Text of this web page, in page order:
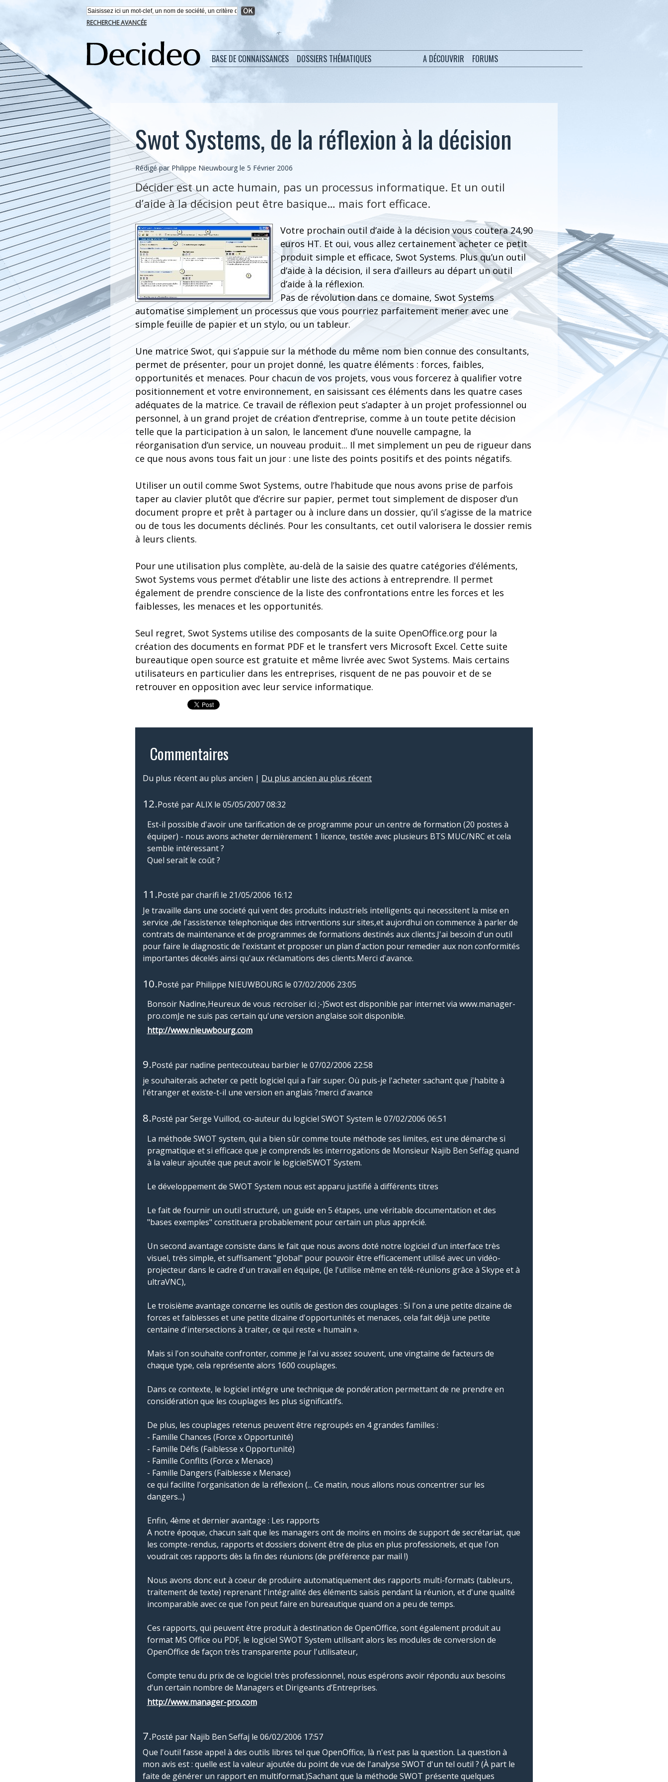
RECHERCHE AVANCÉE
BASE DE CONNAISSANCES DOSSIERS THÉMATIQUES A DÉCOUVRIR FORUMS
Swot Systems, de la réflexion à la décision
Rédigé par Philippe Nieuwbourg le 5 Février 2006
Décider est un acte humain, pas un processus informatique. Et un outil
d’aide à la décision peut être basique… mais fort efficace.
Votre prochain outil d’aide à la décision vous coutera 24,90
euros HT. Et oui, vous allez certainement acheter ce petit
produit simple et efficace, Swot Systems. Plus qu’un outil
d’aide à la décision, il sera d’ailleurs au départ un outil
d’aide à la réflexion.
Pas de révolution dans ce domaine, Swot Systems
automatise simplement un processus que vous pourriez parfaitement mener avec une
simple feuille de papier et un stylo, ou un tableur.
Une matrice Swot, qui s’appuie sur la méthode du même nom bien connue des consultants,
permet de présenter, pour un projet donné, les quatre éléments : forces, faibles,
opportunités et menaces. Pour chacun de vos projets, vous vous forcerez à qualifier votre
positionnement et votre environnement, en saisissant ces éléments dans les quatre cases
adéquates de la matrice. Ce travail de réflexion peut s’adapter à un projet professionnel ou
personnel, à un grand projet de création d’entreprise, comme à un toute petite décision
telle que la participation à un salon, le lancement d’une nouvelle campagne, la
réorganisation d’un service, un nouveau produit... Il met simplement un peu de rigueur dans
ce que nous avons tous fait un jour : une liste des points positifs et des points négatifs.
Utiliser un outil comme Swot Systems, outre l’habitude que nous avons prise de parfois
taper au clavier plutôt que d’écrire sur papier, permet tout simplement de disposer d’un
document propre et prêt à partager ou à inclure dans un dossier, qu’il s’agisse de la matrice
ou de tous les documents déclinés. Pour les consultants, cet outil valorisera le dossier remis
à leurs clients.
Pour une utilisation plus complète, au-delà de la saisie des quatre catégories d’éléments,
Swot Systems vous permet d’établir une liste des actions à entreprendre. Il permet
également de prendre conscience de la liste des confrontations entre les forces et les
faiblesses, les menaces et les opportunités.
Seul regret, Swot Systems utilise des composants de la suite OpenOffice.org pour la
création des documents en format PDF et le transfert vers Microsoft Excel. Cette suite
bureautique open source est gratuite et même livrée avec Swot Systems. Mais certains
utilisateurs en particulier dans les entreprises, risquent de ne pas pouvoir et de se
retrouver en opposition avec leur service informatique.
Commentaires
Du plus récent au plus ancien | Du plus ancien au plus récent
12.Posté parALIX le 05/05/2007 08:32
Est-il possible d'avoir une tarification de ce programme pour un centre de formation (20 postes à
équiper) - nous avons acheter dernièrement 1 licence, testée avec plusieurs BTS MUC/NRC et cela
semble intéressant ?
Quel serait le coût ?
11.Posté parcharifi le 21/05/2006 16:12
Je travaille dans une societé qui vent des produits industriels intelligents qui necessitent la mise en
service ,de l'assistence telephonique des intrventions sur sites,et aujordhui on commence à parler de
contrats de maintenance et de programmes de formations destinés aux clients.J'ai besoin d'un outil
pour faire le diagnostic de l'existant et proposer un plan d'action pour remedier aux non conformités
importantes décelés ainsi qu'aux réclamations des clients.Merci d'avance.
10.Posté par Philippe NIEUWBOURG le 07/02/2006 23:05
Bonsoir Nadine,Heureux de vous recroiser ici ;-)Swot est disponible par internet via www.manager-
pro.comJe ne suis pas certain qu'une version anglaise soit disponible.
http://www.nieuwbourg.com
9.Posté par nadine pentecouteau barbier le 07/02/2006 22:58
je souhaiterais acheter ce petit logiciel qui a l'air super. Où puis-je l'acheter sachant que j'habite à
l'étranger et existe-t-il une version en anglais ?merci d'avance
8.Posté parSerge Vuillod, co-auteur du logiciel SWOT System le 07/02/2006 06:51
La méthode SWOT system, qui a bien sûr comme toute méthode ses limites, est une démarche si
pragmatique et si efficace que je comprends les interrogations de Monsieur Najib Ben Seffag quand
à la valeur ajoutée que peut avoir le logicielSWOT System.
Le développement de SWOT System nous est apparu justifié à différents titres
Le fait de fournir un outil structuré, un guide en 5 étapes, une véritable documentation et des
"bases exemples" constituera probablement pour certain un plus apprécié.
Un second avantage consiste dans le fait que nous avons doté notre logiciel d'un interface très
visuel, très simple, et suffisament "global" pour pouvoir être efficacement utilisé avec un vidéo-
projecteur dans le cadre d'un travail en équipe, (Je l'utilise même en télé-réunions grâce à Skype et à
ultraVNC),
Le troisième avantage concerne les outils de gestion des couplages : Si l'on a une petite dizaine de
forces et faiblesses et une petite dizaine d'opportunités et menaces, cela fait déjà une petite
centaine d'intersections à traiter, ce qui reste « humain ».
Mais si l'on souhaite confronter, comme je l'ai vu assez souvent, une vingtaine de facteurs de
chaque type, cela représente alors 1600 couplages.
Dans ce contexte, le logiciel intégre une technique de pondération permettant de ne prendre en
considération que les couplages les plus significatifs.
De plus, les couplages retenus peuvent être regroupés en 4 grandes familles :
- Famille Chances (Force x Opportunité)
- Famille Défis (Faiblesse x Opportunité)
- Famille Conflits (Force x Menace)
- Famille Dangers (Faiblesse x Menace)
ce qui facilite l'organisation de la réflexion (... Ce matin, nous allons nous concentrer sur les
dangers...)
Enfin, 4ème et dernier avantage : Les rapports
A notre époque, chacun sait que les managers ont de moins en moins de support de secrétariat, que
les compte-rendus, rapports et dossiers doivent être de plus en plus professionels, et que l'on
voudrait ces rapports dès la fin des réunions (de préférence par mail !)
Nous avons donc eut à coeur de produire automatiquement des rapports multi-formats (tableurs,
traitement de texte) reprenant l'intégralité des éléments saisis pendant la réunion, et d'une qualité
incomparable avec ce que l'on peut faire en bureautique quand on a peu de temps.
Ces rapports, qui peuvent être produit à destination de OpenOffice, sont également produit au
format MS Office ou PDF, le logiciel SWOT System utilisant alors les modules de conversion de
OpenOffice de façon très transparente pour l'utilisateur,
Compte tenu du prix de ce logiciel très professionnel, nous espérons avoir répondu aux besoins
d’un certain nombre de Managers et Dirigeants d’Entreprises.
http://www.manager-pro.com
7.Posté par Najib Ben Seffaj le 06/02/2006 17:57
Que l'outil fasse appel à des outils libres tel que OpenOffice, là n'est pas la question. La question à
mon avis est : quelle est la valeur ajoutée du point de vue de l'analyse SWOT d'un tel outil ? (À part le
faite de générer un rapport en multiformat.)Sachant que la méthode SWOT présente quelques